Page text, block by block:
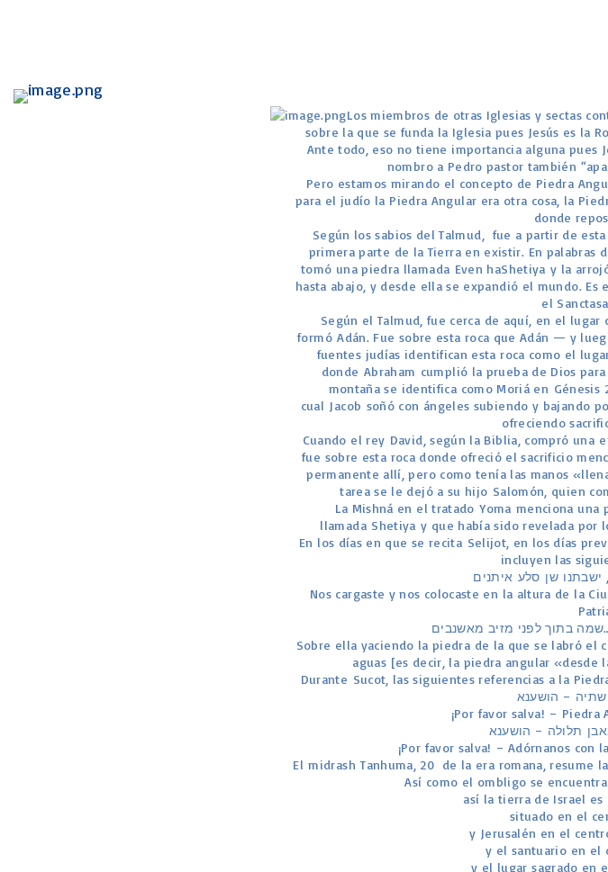
Jueces
Ruth
Samuel
2 Samuel
2 Reyes
Esdras
Tobit
Judith
Esther
Macabeos
Libro de los Salmos
LOS PROFETAS
JEREMIAS
EZEQUIEL
El Profeta Oseas
El Profeta Joel
PROFETA AMOS
JONÁS (profeta)
MIQUEAS
Nahúm (profeta)
Habacuc (profeta)
Sofonías (profeta)
Los miembros de otras Iglesias y sectas
sobre la que se funda la Iglesia pues Jesús es la
Ante todo, eso no tiene importancia alguna pues
nombro a Pedro pastor también
Pero estamos mirando el concepto de Piedra
para el judío la Piedra Angular era otra cosa, la
donde
Según los sabios del Talmud, ​ fue a partir de
primera parte de la Tierra en existir. En palabras
tomó una piedra llamada Even haShetiya y la
hasta abajo, y desde ella se expandió el mundo.
el
Según el Talmud, fue cerca de aquí, en el
formó Adán. Fue sobre esta roca que Adán — y
fuentes judías identifican esta roca como el
donde Abraham cumplió la prueba de Dios
montaña se identifica como Moriá en Génesis
cual Jacob soñó con ángeles subiendo y bajando
ofreciendo
Cuando el rey David, según la Biblia, compró una
fue sobre esta roca donde ofreció el sacrificio
permanente allí, pero como tenía las manos
tarea se le dejó a su hijo Salomón, quien
La Mishná en el tratado Yoma menciona
llamada Shetiya y que había sido revelada por
En los días en que se recita Selijot, en los días
incluyen las
ישבתנו שן סלע איתנים
Nos cargaste y nos colocaste en la altura de la
בתוך לפני מזיב מאשנבים
Sobre ella yaciendo la piedra de la que se labró el
aguas [es decir, la piedra angular «desde
Durante Sucot, las siguientes referencias a la
– הושענא
¡Por favor salva! – Piedra
תלולה – הושענא
¡Por favor salva! – Adórnanos con
El midrash Tanhuma, 20 ​ de la era romana,
Así como el ombligo se
así la tierra de Israel
situado en el
y Jerusalén en el
y el santuario en el
y el lugar sagrado en